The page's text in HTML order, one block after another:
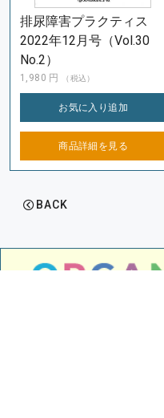
排尿障害プラクティス
2022年12月号（Vol.30
No.2）
1,980 円 （税込）
お気に入り追加
商品詳細を 見る
BACK